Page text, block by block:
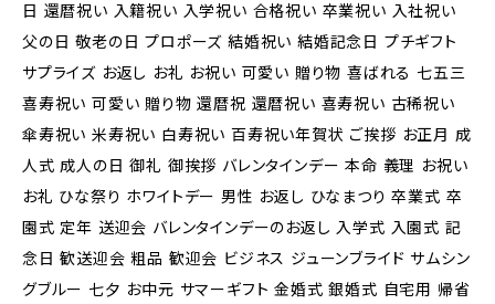
日 還暦祝い 入籍祝い 入学祝い 合格祝い 卒業祝い 入社祝い
父の日 敬老の日 プロポーズ 結婚祝い 結婚記念日 プチギフト
サプライズ お返し お礼 お祝い 可愛い 贈り物 喜ばれる 七五三
喜寿祝い 可愛い 贈り物 還暦祝 還暦祝い 喜寿祝い 古稀祝い
傘寿祝い 米寿祝い 白寿祝い 百寿祝い年賀状 ご挨拶 お正月 成
人式 成人の日 御礼 御挨拶 バレンタインデー 本命 義理 お祝い
お礼 ひな祭り ホワイトデー 男性 お返し ひなまつり 卒業式 卒
園式 定年 送迎会 バレンタインデーのお返し 入学式 入園式 記
念日 歓送迎会 粗品 歓迎会 ビジネス ジューンブライド サムシン
グブルー 七夕 お中元 サマーギフト 金婚式 銀婚式 自宅用 帰省